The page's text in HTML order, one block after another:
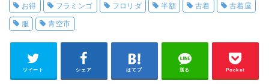
お得 フラミンゴ フロリダ 半額 古着 古着屋
服 青空市
ツイート シェア はてブ 送る Pocket